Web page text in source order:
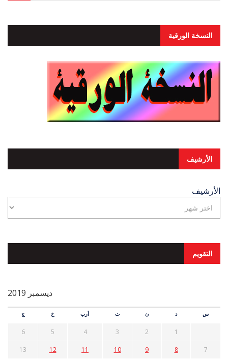
النسخة الورقية
الأرشيف
الأرشيف
التقويم
ديسمبر 2019
س د ن ث أرب خ ج
1
2
3
4
5
6
7
8
9
10
11
12
13